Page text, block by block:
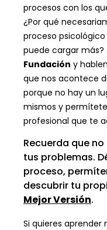
procesos con los
¿Por qué
proceso
puede cargar
Fundación y
que nos acontece
porque no hay un
mismos y
profesional que te
Recuerda que
tus problemas.
proceso,
descubrir tu
Mejor Versión.
Si quieres